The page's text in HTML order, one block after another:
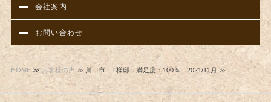
会社案内
お問い合わせ
HOME≫ お客様の声≫ 川口市 T様邸 満足度：100％ 2021/11月 ≫